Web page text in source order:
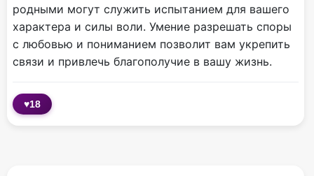
родными могут служить испытанием для вашего
характера и силы воли. Умение разрешать споры
с любовью и пониманием позволит вам укрепить
связи и привлечь благополучие в вашу жизнь.
♥18